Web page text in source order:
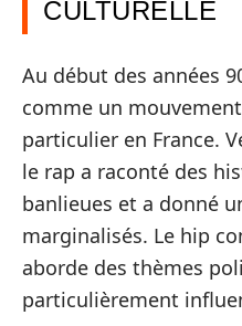
CULTURELLE
Au début des années
comme un
particulier en France.
le rap a raconté des
banlieues et a donné
marginalisés. Le hip
aborde des thèmes
particulièrement